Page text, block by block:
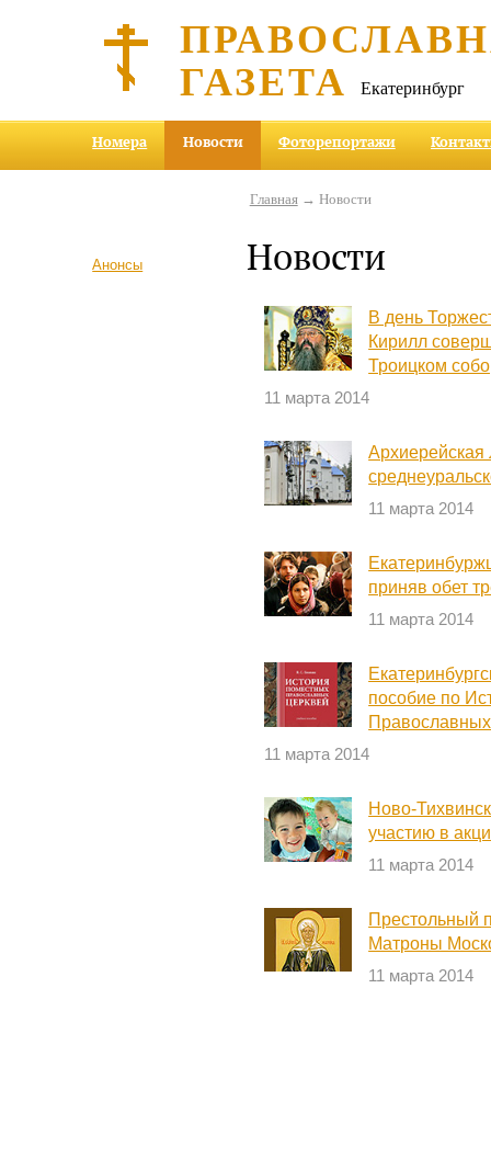
ГАЗЕТА Екатеринбург
Номера Новости Фоторепортажи
Анонсы
Главная→ Новости
Новости
В день
Кирилл
Троицком
11 марта 2014
Архиерейская
11 марта 2014
приняв обет
11 марта 2014
пособие по
11 марта 2014
Ново-
участию в
11 марта 2014
Престольный
Матроны
11 марта 2014